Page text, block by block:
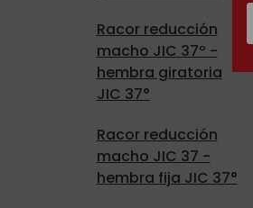
Racor reducción
macho JIC 37º -
hembra giratoria
JIC 37°
Racor reducción
macho JIC 37 -
hembra fija JIC 37°